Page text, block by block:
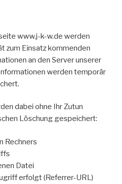
www.j-k-w.de werden
zum Einsatz kommenden
an den Server unserer
werden temporär
dabei ohne Ihr Zutun
Löschung gespeichert:
Rechners
Datei
erfolgt (Referrer-URL)